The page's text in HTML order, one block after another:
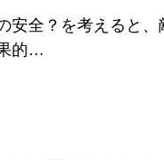
安全？を考えると、
的…